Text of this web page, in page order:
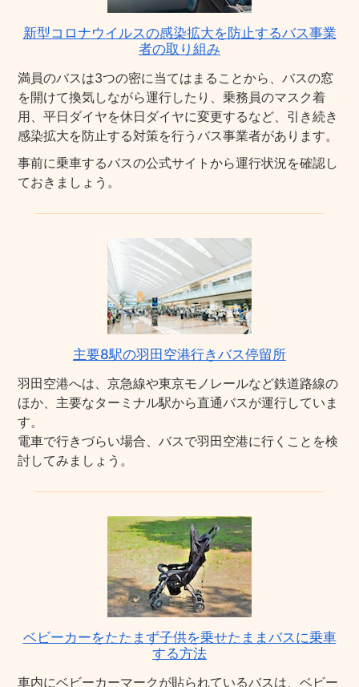
新型コロナウイルスの感染拡大を防止するバス事業
者の取り組み
満員のバスは3つの密に当てはまることから、バスの窓
を開けて換気しながら運行したり、乗務員のマスク着
用、平日ダイヤを休日ダイヤに変更するなど、引き続き
感染拡大を防止する対策を行うバス事業者があります。
事前に乗車するバスの公式サイトから運行状況を確認し
ておきましょう。
主要8駅の羽田空港行きバス停留所
羽田空港へは、京急線や東京モノレールなど鉄道路線の
ほか、主要なターミナル駅から直通バスが運行していま
す。
電車で行きづらい場合、バスで羽田空港に行くことを検
討してみましょう。
ベビーカーをたたまず子供を乗せたままバスに乗車
する方法
車内にベビーカーマークが貼られているバスは、ベビー